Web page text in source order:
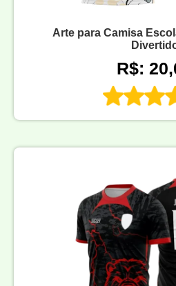
Arte para Camisa
R$: